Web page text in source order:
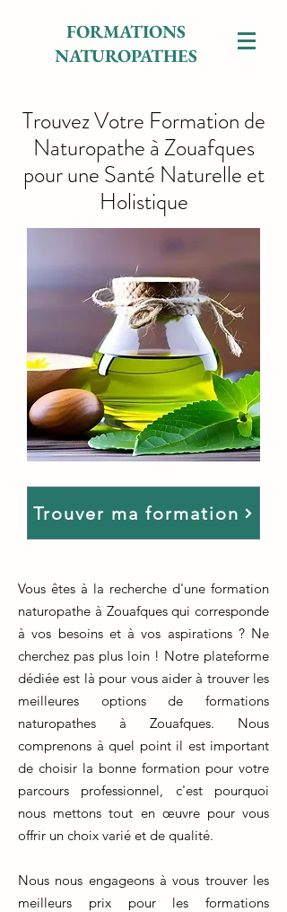
FORMATIONS
NATUROPATHES
Trouvez Votre Formation de
Naturopathe à Zouafques
pour une Santé Naturelle et
Holistique
Trouver ma formation
Vous êtes à la recherche d'une formation
naturopathe à Zouafques qui corresponde
à vos besoins et à vos aspirations ? Ne
cherchez pas plus loin ! Notre plateforme
dédiée est là pour vous aider à trouver les
meilleures options de formations
naturopathes à Zouafques. Nous
comprenons à quel point il est important
de choisir la bonne formation pour votre
parcours professionnel, c'est pourquoi
nous mettons tout en œuvre pour vous
offrir un choix varié et de qualité.
Nous nous engageons à vous trouver les
meilleurs prix pour les formations